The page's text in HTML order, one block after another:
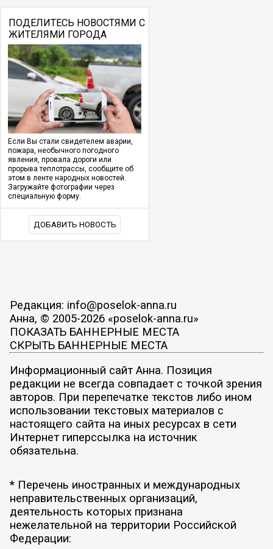
ПОДЕЛИТЕСЬ НОВОСТЯМИ С
ЖИТЕЛЯМИ ГОРОДА
Если Вы стали свидетелем аварии,
пожара, необычного погодного
явления, провала дороги или
прорыва теплотрассы, сообщите об
этом в ленте народных новостей.
Загружайте фотографии через
специальную форму.
ДОБАВИТЬ НОВОСТЬ
Редакция: info@poselok-anna.ru
Анна, © 2005-2026 «poselok-anna.ru»
ПОКАЗАТЬ БАННЕРНЫЕ МЕСТА
СКРЫТЬ БАННЕРНЫЕ МЕСТА
Информационный сайт Анна. Позиция
редакции не всегда совпадает с точкой зрения
авторов. При перепечатке текстов либо ином
использовании текстовых материалов с
настоящего сайта на иных ресурсах в сети
Интернет гиперссылка на источник
обязательна.
* Перечень иностранных и международных
неправительственных организаций,
деятельность которых признана
нежелательной на территории Российской
Федерации: